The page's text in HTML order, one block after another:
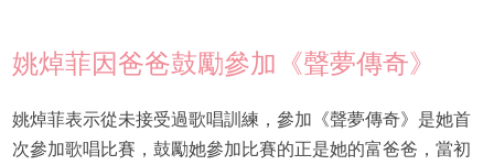
姚焯菲因爸爸鼓勵參加《聲夢傳奇》
姚焯菲表示從未接受過歌唱訓練，參加《聲夢傳奇》是她首
次參加歌唱比賽，鼓勵她參加比賽的正是她的富爸爸，當初